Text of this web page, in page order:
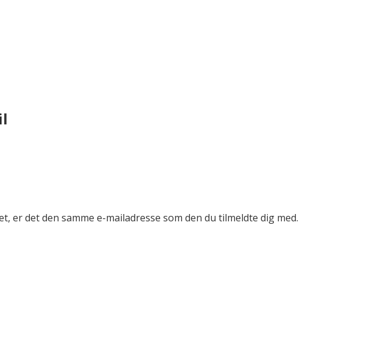
det den samme e-mailadresse som den du tilmeldte dig med.